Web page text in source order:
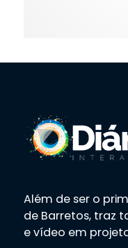
Além de ser o
de Barretos, traz
e vídeo em